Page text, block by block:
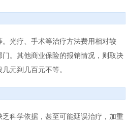
光疗、手术等治疗方法费用相对较
。其他商业保险的报销情况，则取决
元到几百元不等。
科学依据，甚至可能延误治疗，加重